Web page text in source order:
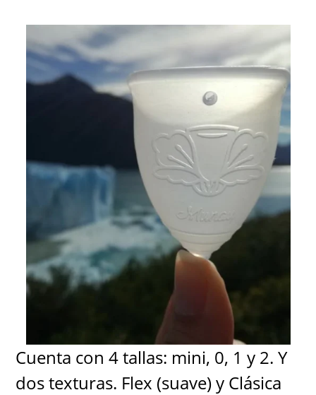
Cuenta con 4 tallas: mini, 0, 1 y 2. Y
dos texturas. Flex (suave) y Clásica